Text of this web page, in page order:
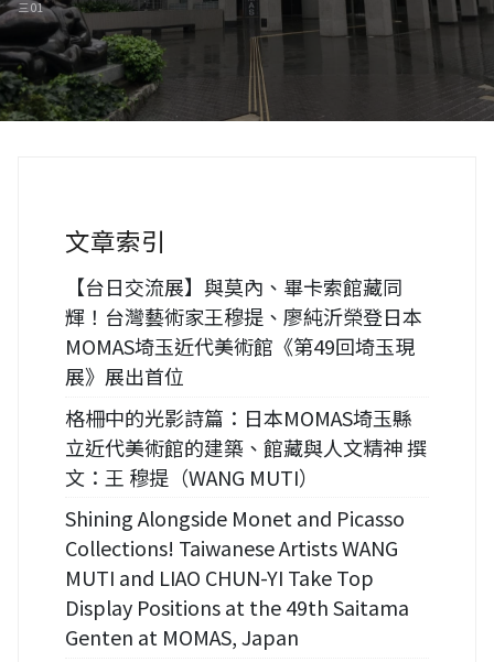
三 01
文章索引
【台日交流展】與莫內、畢卡索館藏同
輝！台灣藝術家王穆提、廖純沂榮登日本
MOMAS埼玉近代美術館《第49回埼玉現
展》展出首位
格柵中的光影詩篇：日本MOMAS埼玉縣
立近代美術館的建築、館藏與人文精神 撰
文：王 穆提（WANG MUTI）
Shining Alongside Monet and Picasso
Collections! Taiwanese Artists WANG
MUTI and LIAO CHUN-YI Take Top
Display Positions at the 49th Saitama
Genten at MOMAS, Japan